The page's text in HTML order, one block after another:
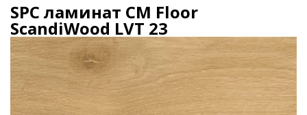
SPC ламинат CM Floor
ScandiWood LVT 23